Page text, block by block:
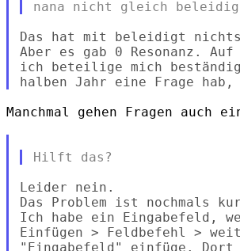
Das hat mit beleidigt
Aber es gab 0 Resonanz.
ich beteilige mich
Manchmal gehen Fragen auch
Leider nein.
Das Problem ist nochmals
Ich habe ein Eingabefeld,
Einfügen > Feldbefehl >
"Eingabefeld" einfüge. Dort